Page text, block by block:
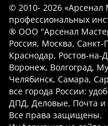
© 2010- 2026 «Арсенал
профессиональных
® ООО "Арсенал
Россия, Москва,
Краснодар, Ростов-на-
Воронеж, Волгоград,
Челябинск, Самара,
все города России:
ДПД, Деловые, Почта и
Все права защищены.